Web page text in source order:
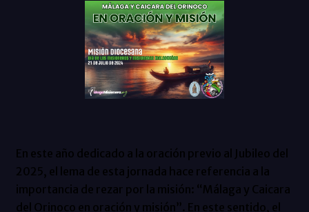
En este año dedicado a la oración previo al Jubileo del
2025, el lema de esta jornada hace referencia a la
importancia de rezar por la misión: “Málaga y Caicara
del Orinoco en oración y misión”. En este sentido, el